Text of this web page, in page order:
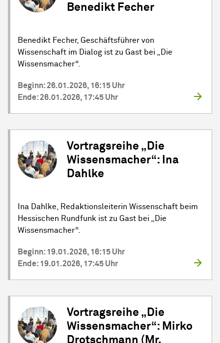
Benedikt Fecher
Benedikt Fecher, Geschäftsführer von
Wissenschaft im Dialog ist zu Gast bei „Die
Wissensmacher“.
Beginn: 26.01.2026, 16:15 Uhr
Ende: 26.01.2026, 17:45 Uhr
Vortragsreihe „Die
Wissensmacher“: Ina
Dahlke
Ina Dahlke, Redaktionsleiterin Wissenschaft beim
Hessischen Rundfunk ist zu Gast bei „Die
Wissensmacher“.
Beginn: 19.01.2026, 16:15 Uhr
Ende: 19.01.2026, 17:45 Uhr
Vortragsreihe „Die
Wissensmacher“: Mirko
Drotschmann (Mr.